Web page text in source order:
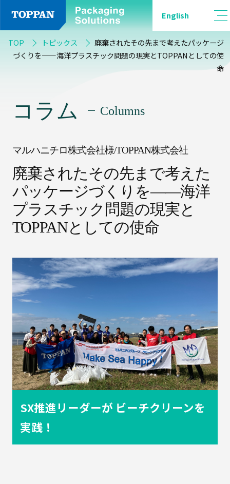
English
TOP トピックス
廃棄されたその先まで考えたパッケージ
づくりを——海洋プラスチック問題の現実とTOPPANとしての使
命
コラム Columns
マルハニチロ株式会社様/TOPPAN株式会社
廃棄されたその先まで考えた
パッケージづくりを——海洋
プラスチック問題の現実と
TOPPANとしての使命
SX推進リーダーが ビーチクリーンを
実践！
カ
テ
ゴ
覧
て
採
用
事
例
ム
イ
ベ
ン
ト
レ
ポ
ー
ト
品
種
品
種
別
軟
バ
ア
フ
ィ
紙
液
体
複
合
器